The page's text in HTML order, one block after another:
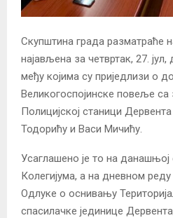
Скупштина града разматраће
најављена за четвртак, 27.
међу којима су приједлизи о
Великогоспојинске повеље
Полицијској станици
Тодорићу и Васи Мичићу.
Усаглашено је то на данашњој
Колегијума, а на дневном
Одлуке о оснивању
спасилачке јединице